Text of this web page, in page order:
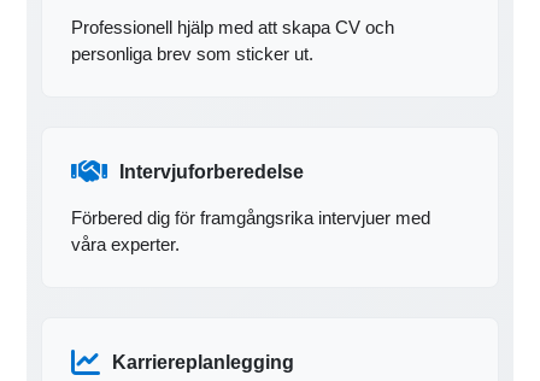
Professionell hjälp med att skapa CV och
personliga brev som sticker ut.
Intervjuforberedelse
Förbered dig för framgångsrika intervjuer med
våra experter.
Karriereplanlegging